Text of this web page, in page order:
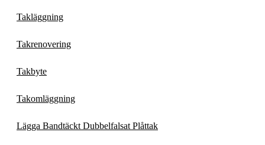
Takläggning
Takrenovering
Takbyte
Takomläggning
Lägga Bandtäckt Dubbelfalsat Plåttak